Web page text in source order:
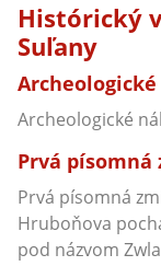
Histórický
Suľany
Archeologické
Prvá písomná
Prvá písomná
Hruboňova
pod názvom